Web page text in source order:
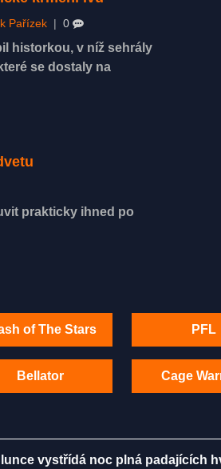
Pařízek | 0
historkou, v níž sehrály
se dostaly na
prakticky ihned po
of The Stars PFL
Bellator Cage
vystřídá noc plná padajících